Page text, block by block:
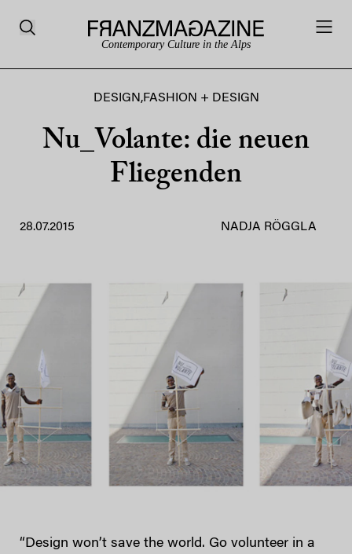
Contemporary Culture in the Alps
DESIGN ,FASHION + DESIGN
Nu_Volante: die neuen
Fliegenden
28.07.2015 NADJA RÖGGLA
“Design won’t save the world. Go volunteer in a